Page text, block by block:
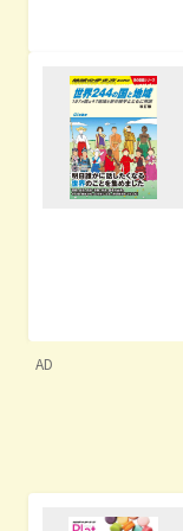
AD